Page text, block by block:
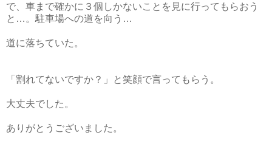
で、車まで確かに３個しかないことを見に行ってもらおう
と…。駐車場への道を向う…
道に落ちていた。
「割れてないですか？」と笑顔で言ってもらう。
大丈夫でした。
ありがとうございました。